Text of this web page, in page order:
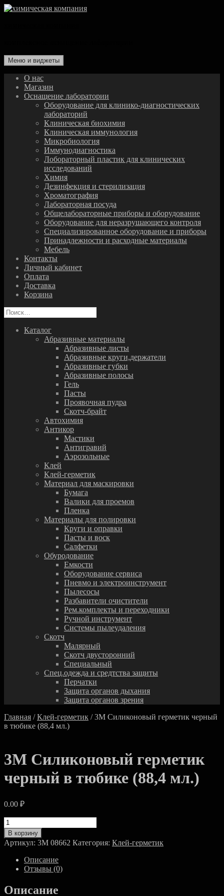
Перейти
Меню и виджеты
О нас
Магазин
Оснащение лаборатории
Оборудование для клинико-диагностических
лабораторий
Клиническая биохимия
Клиническая иммунология
Микробиология
Иммунодиагностика
Лобораторный пластик для клинических
исследований
Химия
Дезинфекция и стерилизация
Хроматография
Лабораторная посуда
Общелабораторные приборы и оборудование
Оборудование для неразрушающего контроля
Специализированное оборудование и приборы
Принадлежности и расходные материалы
Мебель
Контакты
Личный кабинет
Оплата
Доставка
Корзина
Найти:
Каталог
Абразивные материалы
Абразивные листы
Абразивные круги,держатели
Абразивные губки
Абразивные полосы
Гель
Пасты
Проявочная пудра
Скотч-брайт
Автохимия
Антикор
Мастики
Антигравий
Аэрозольные
Клей
Клей-герметик
Материал для маскировки
Бумага
Валики для проемов
Пленка
Материалы для полировки
Круги и оправки
Пасты и воск
Салфетки
Обуродование
Емкости
Оборудование сервиса
Пневмо и электроинструмент
Пылесосы
Разбавители очистители
Рем.комплекты и переходники
Ручной инструмент
Системы пылеудаления
Скотч
Малярный
Скотч двусторонний
Специальный
Спец.одежда и средтства защиты
Перчатки
Защита органов дыхания
Защита органов зрения
Главная /Клей-герметик / 3M Силиконовый герметик черный
в тюбике (88,4 мл.)
3M Силиконовый герметик
черный в тюбике (88,4 мл.)
0.00 ₽
Количество
товара
3M
Силиконовый
герметик
черный
тюбике
(88,4
В корзину
Артикул: 3M 08662 Категория: Клей-герметик
Описание
Отзывы (0)
Описание